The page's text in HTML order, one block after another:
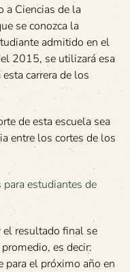
a Ciencias de la
se conozca la
admitido en el
2015, se utilizará esa
carrera de los
de esta escuela sea
entre los cortes de los
el resultado final se
es decir:
el próximo año en